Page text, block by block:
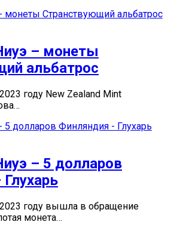
– монеты
альбатрос
году New Zealand Mint
– 5 долларов
году вышла в обращение
монета…